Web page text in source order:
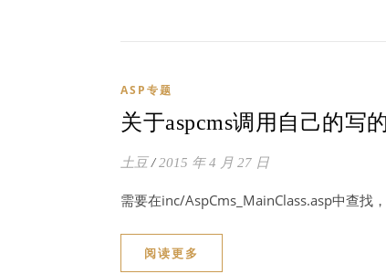
ASP专题
关于aspcms调用自己的写
土豆 / 2015 年 4 月 27 日
需要在inc/AspCms_MainClass.asp中查找
阅读更多